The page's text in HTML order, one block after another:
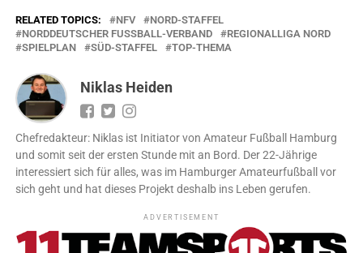
RELATED TOPICS: NFV
NORD-STAFFEL
NORDDEUTSCHER FUSSBALL-VERBAND
REGIONALLIGA NORD
SPIELPLAN
SÜD-STAFFEL TOP-THEMA
Niklas Heiden
Chefredakteur: Niklas ist Initiator von Amateur Fußball Hamburg
und somit seit der ersten Stunde mit an Bord. Der 22-Jährige
interessiert sich für alles, was im Hamburger Amateurfußball vor
sich geht und hat dieses Projekt deshalb ins Leben gerufen.
ADVERTISEMENT